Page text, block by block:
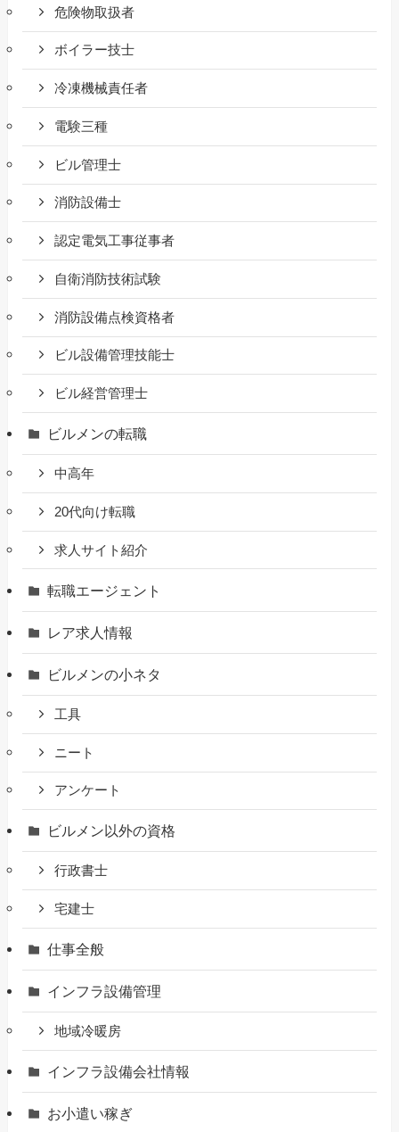
危険物取扱者
ボイラー技士
冷凍機械責任者
電験三種
ビル管理士
消防設備士
認定電気工事従事者
自衛消防技術試験
消防設備点検資格者
ビル設備管理技能士
ビル経営管理士
ビルメンの転職
中高年
20代向け転職
求人サイト紹介
転職エージェント
レア求人情報
ビルメンの小ネタ
工具
ニート
アンケート
ビルメン以外の資格
行政書士
宅建士
仕事全般
インフラ設備管理
地域冷暖房
インフラ設備会社情報
お小遣い稼ぎ